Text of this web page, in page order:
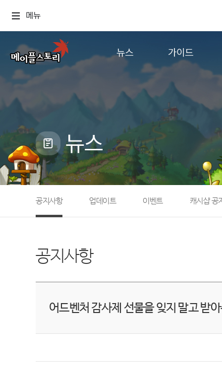
메뉴
뉴스
공지사항
업데이트
캐시샵 공지
메이플 알림판
with maple
가이드
게임정보
직업소개
확률형 아이템
NEXON NOW
뉴스
공지사항 업데이트 이벤트 캐시샵 공
공지사항
어드벤처 감사제 선물을 잊지 말고 받